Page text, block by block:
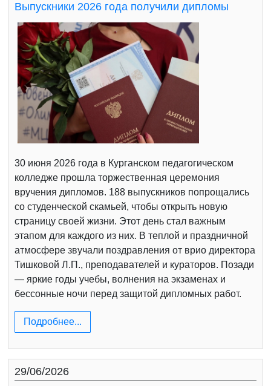
Выпускники 2026 года получили дипломы
30 июня 2026 года в Курганском педагогическом
колледже прошла торжественная церемония
вручения дипломов. 188 выпускников попрощались
со студенческой скамьей, чтобы открыть новую
страницу своей жизни. Этот день стал важным
этапом для каждого из них. В теплой и праздничной
атмосфере звучали поздравления от врио директора
Тишковой Л.П., преподавателей и кураторов. Позади
— яркие годы учебы, волнения на экзаменах и
бессонные ночи перед защитой дипломных работ.
Подробнее...
29/06/2026